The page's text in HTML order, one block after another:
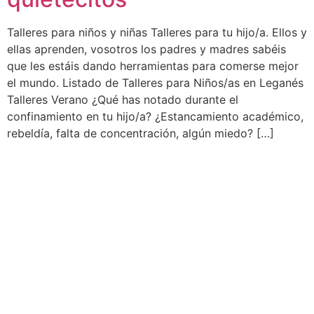
Talleres para niños y niñas Talleres para tu hijo/a. Ellos y
ellas aprenden, vosotros los padres y madres sabéis
que les estáis dando herramientas para comerse mejor
el mundo. Listado de Talleres para Niños/as en Leganés
Talleres Verano ¿Qué has notado durante el
confinamiento en tu hijo/a? ¿Estancamiento académico,
rebeldía, falta de concentración, algún miedo? […]